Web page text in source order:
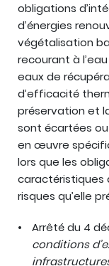
obligations
d’énergies
végétalisation
recourant à
eaux de
d’efficacité
préservation et
sont écartées
en œuvre
lors que les
caractéristiques
risques qu’elle
Arrêté du 4
conditions